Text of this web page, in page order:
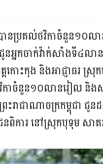
នប្រគល់ថវិកាចំនួន១០លា
អ្នកចាក់វ៉ាក់សាំងទី៤លា
កោះកុង និងអាជ្ញាធរ ស្រុ
កាចំនួន១០លានរៀល និង
ះរាជាណាចក្រកម្ពុជា ជូន
ការ នៅស្រុកបុទុម សាគរ